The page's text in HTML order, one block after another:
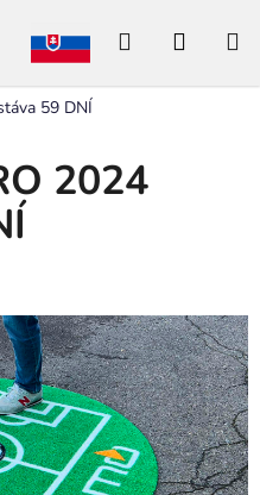
Hľadať
59 DNÍ
2024